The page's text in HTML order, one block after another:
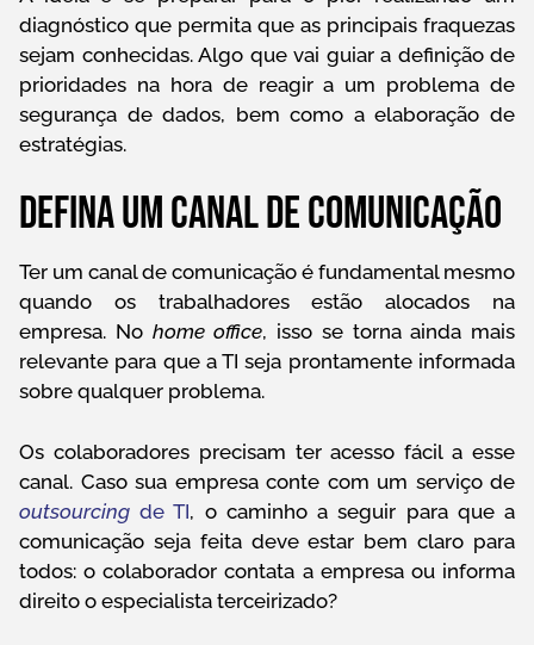
diagnóstico que permita que as principais fraquezas
sejam conhecidas. Algo que vai guiar a definição de
prioridades na hora de reagir a um problema de
segurança de dados, bem como a elaboração de
estratégias.
Defina um canal de comunicação
Ter um canal de comunicação é fundamental mesmo
quando os trabalhadores estão alocados na
empresa. No home office, isso se torna ainda mais
relevante para que a TI seja prontamente informada
sobre qualquer problema.
Os colaboradores precisam ter acesso fácil a esse
canal. Caso sua empresa conte com um serviço de
outsourcingde TI, o caminho a seguir para que a
comunicação seja feita deve estar bem claro para
todos: o colaborador contata a empresa ou informa
direito o especialista terceirizado?